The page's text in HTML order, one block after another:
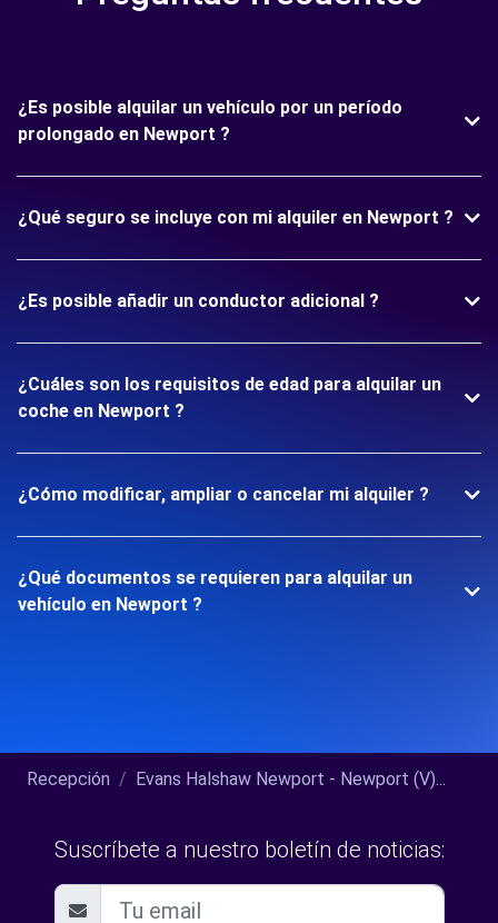
¿Es posible alquilar un vehículo por un período
prolongado en Newport ?
¿Qué seguro se incluye con mi alquiler en Newport ?
¿Es posible añadir un conductor adicional ?
¿Cuáles son los requisitos de edad para alquilar un
coche en Newport ?
¿Cómo modificar, ampliar o cancelar mi alquiler ?
¿Qué documentos se requieren para alquilar un
vehículo en Newport ?
Recepción Evans Halshaw Newport - Newport (V)...
Suscríbete a nuestro boletín de noticias: